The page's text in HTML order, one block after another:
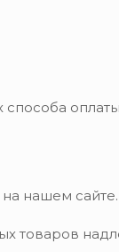
оплаты
нашем сайте.
товаров